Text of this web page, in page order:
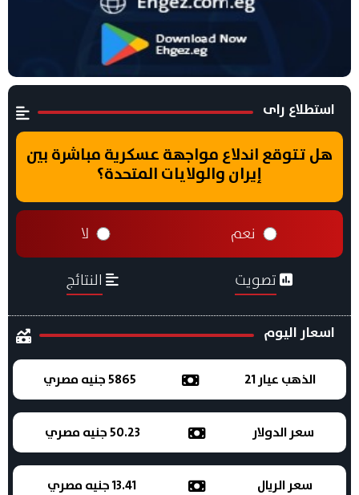
استطلاع راى
هل تتوقع اندلاع مواجهة عسكرية مباشرة بين
إيران والولايات المتحدة؟
نعم لا
تصويت النتائج
اسعار اليوم
الذهب عيار 21 5865 جنيه مصري
سعر الدولار 50.23 جنيه مصري
سعر الريال 13.41 جنيه مصري